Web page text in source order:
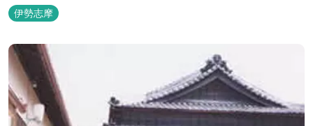
理もお楽しみ頂けます。
伊勢志摩